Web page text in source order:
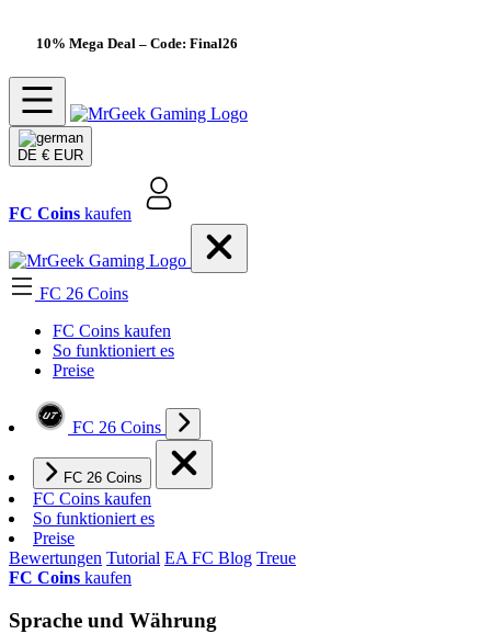
10% Mega Deal – Code: Final26
DE € EUR
FC Coins kaufen
FC 26 Coins
FC Coins kaufen
So funktioniert es
Preise
FC 26 Coins
FC 26 Coins
FC Coins kaufen
So funktioniert es
Preise
Bewertungen Tutorial EA FC Blog Treue
FC Coins kaufen
Sprache und Währung